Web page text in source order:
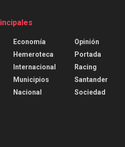
Economía
Hemeroteca
Internacional
Municipios
Nacional
Opinión
Portada
Racing
Santander
Sociedad